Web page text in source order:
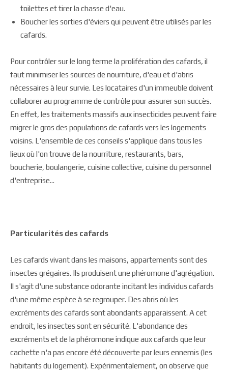
toilettes et tirer la chasse d'eau.
Boucher les sorties d'éviers qui peuvent être utilisés par les
cafards.
Pour contrôler sur le long terme la prolifération des cafards, il
faut minimiser les sources de nourriture, d'eau et d'abris
nécessaires à leur survie. Les locataires d'un immeuble doivent
collaborer au programme de contrôle pour assurer son succès.
En effet, les traitements massifs aux insecticides peuvent faire
migrer le gros des populations de cafards vers les logements
voisins. L'ensemble de ces conseils s'applique dans tous les
lieux où l'on trouve de la nourriture, restaurants, bars,
boucherie, boulangerie, cuisine collective, cuisine du personnel
d'entreprise...
Particularités des cafards
Les cafards vivant dans les maisons, appartements sont des
insectes grégaires. Ils produisent une phéromone d'agrégation.
Il s'agit d'une substance odorante incitant les individus cafards
d'une même espèce à se regrouper. Des abris où les
excréments des cafards sont abondants apparaissent. A cet
endroit, les insectes sont en sécurité. L'abondance des
excréments et de la phéromone indique aux cafards que leur
cachette n'a pas encore été découverte par leurs ennemis (les
habitants du logement). Expérimentalement, on observe que